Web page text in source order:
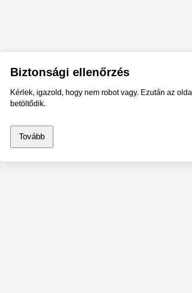
Biztonsági ellenőrzés
Kérlek, igazold, hogy nem robot vagy. Ezután az oldal
betöltődik.
Tovább